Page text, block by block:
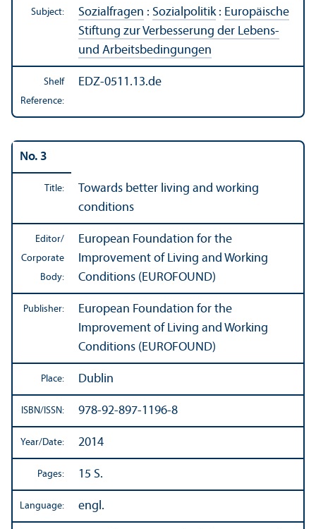
Subject: Sozialfragen : Sozialpolitik: Europäische
Stiftung zur Verbesserung der Lebens-
und Arbeitsbedingungen
Shelf
Reference:
EDZ-0511.13.de
No. 3
Title:
Towards better living and working
conditions
Editor/
Corporate
Body:
European Foundation for the
Improvement of Living and Working
Conditions (EUROFOUND)
Publisher:
European Foundation for the
Improvement of Living and Working
Conditions (EUROFOUND)
Place: Dublin
ISBN/ISSN: 978-92-897-1196-8
Year/Date: 2014
Pages: 15 S.
Language: engl.